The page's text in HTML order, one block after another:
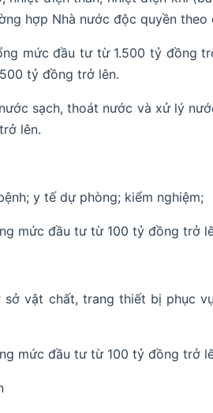
hợp Nhà nước độc quyền
mức đầu tư từ 1.500 tỷ đồng
tỷ đồng trở lên.
sạch, thoát nước và xử lý
lên.
y tế dự phòng; kiểm nghiệm;
mức đầu tư từ 100 tỷ đồng trở
sở vật chất, trang thiết bị phục
mức đầu tư từ 100 tỷ đồng trở